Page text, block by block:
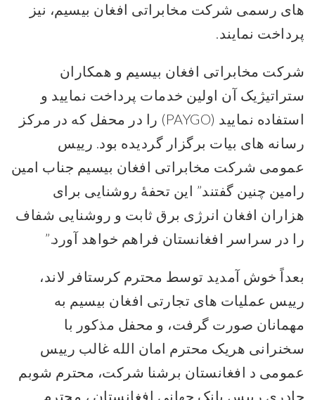
های رسمی شرکت مخابراتی افغان بیسیم، نیز
پرداخت نمایند.
شرکت مخابراتی افغان بیسیم و همکاران
ستراتیژیک آن اولین خدمات پرداخت نمایید و
استفاده نمایید (PAYGO) را در محفل که در مرکز
رسانه های بیات برگزار گردیده بود. رییس
عمومی شرکت مخابراتی افغان بیسیم جناب امین
رامین چنین گفتند” این تحفۀ روشنایی برای
هزاران افغان انرژی برق ثابت و روشنایی شفاف
را در سراسر افغانستان فراهم خواهد آورد.”
بعداً خوش آمدید توسط محترم کرستافر لاند،
رییس عملیات های تجارتی افغان بیسیم به
مهمانان صورت گرفت، و محفل مذکور با
سخنرانی هریک محترم امان الله غالب رییس
عمومی د افغانستان برشنا شرکت، محترم شوبم
چادری رییس بانک جهانی افغانستان ، محترم